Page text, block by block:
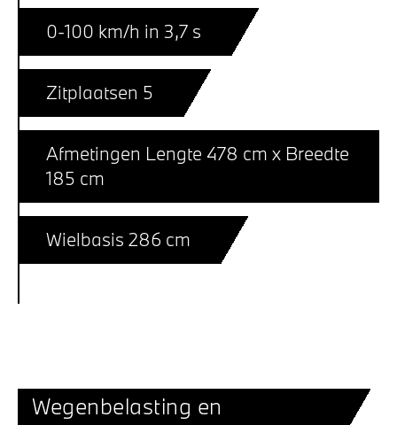
0-100 km/h in 3,7 s
Zitplaatsen 5
Afmetingen Lengte 478 cm x Breedte
185 cm
Wielbasis 286 cm
Wegenbelasting en